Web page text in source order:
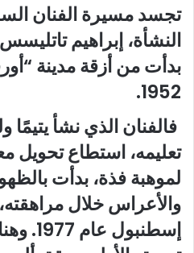
تجسد مسيرة الفنان
النشأة، إبراهيم
بدأت من أزقة مدينة
1952.
فالفنان الذي نشأ
تعليمه، استطاع تحويل
لموهبة فذة، بدأت
والأعراس خلال